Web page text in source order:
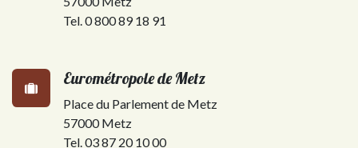
Tel. 0 800 89 18 91
Eurométropole de Metz
Place du Parlement de Metz
57000 Metz
Tel. 03 87 20 10 00